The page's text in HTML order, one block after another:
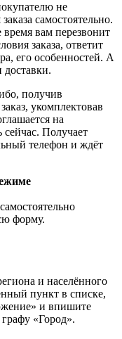
не
самостоятельно.
время вам перезвонит
заказа, ответит
его особенностей. А
доставки.
получив
укомплектовав
на
Получает
телефон и ждёт
форму.
и населённого
пункт в списке,
и впишите
«Город».